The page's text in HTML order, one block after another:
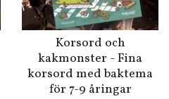
Korsord och
kakmonster - Fina
korsord med baktema
för 7-9 åringar